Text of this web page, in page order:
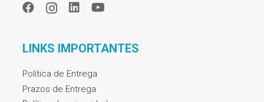
LINKS IMPORTANTES
Política de Entrega
Prazos de Entrega